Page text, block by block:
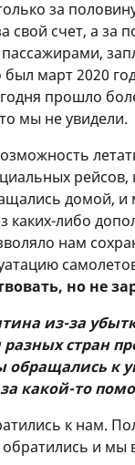
за
свой счет, а за
был март 2020
прошло
мы не увидели.
домой, и
каких-либо
нам
но не
из-за
стран
обращались к
за какой-то
к нам.
и мы